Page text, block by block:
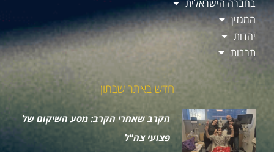
בחברה הישראלית
המגזין
יהדות
תרבות
חדש באתר שבתון
הקרב שאחרי הקרב: מסע השיקום של
פצועי צה"ל